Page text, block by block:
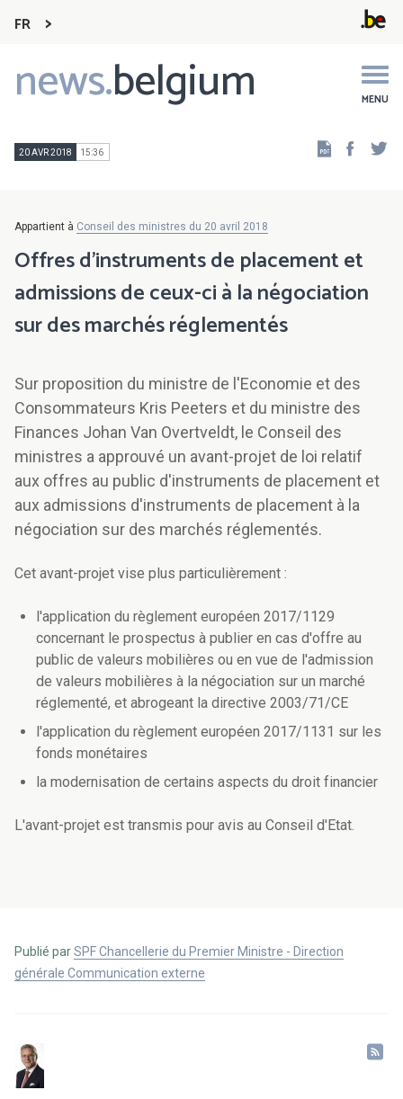
FR
news.belgium MENU
Main
navigation
20 AVR 2018 15:36
Appartient à Conseil des ministres du 20 avril 2018
Offres d'instruments de placement et
admissions de ceux-ci à la négociation
sur des marchés réglementés
Sur proposition du ministre de l'Economie et des
Consommateurs Kris Peeters et du ministre des
Finances Johan Van Overtveldt, le Conseil des
ministres a approuvé un avant-projet de loi relatif
aux offres au public d'instruments de placement et
aux admissions d'instruments de placement à la
négociation sur des marchés réglementés.
Cet avant-projet vise plus particulièrement :
l'application du règlement européen 2017/1129
concernant le prospectus à publier en cas d'offre au
public de valeurs mobilières ou en vue de l'admission
de valeurs mobilières à la négociation sur un marché
réglementé, et abrogeant la directive 2003/71/CE
l'application du règlement européen 2017/1131 sur les
fonds monétaires
la modernisation de certains aspects du droit financier
L'avant-projet est transmis pour avis au Conseil d'Etat.
Publié parSPF Chancellerie du Premier Ministre - Direction
générale Communication externe